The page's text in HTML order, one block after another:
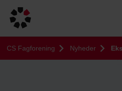
CS Fagforening Nyheder